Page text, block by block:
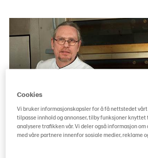
Cookies
Vi bruker informasjonskapsler for å få nettstedet
tilpasse innhold og annonser, tilby funksjoner knyttet
analysere trafikken vår. Vi deler også informasjon
med våre partnere innenfor sosiale medier, reklame